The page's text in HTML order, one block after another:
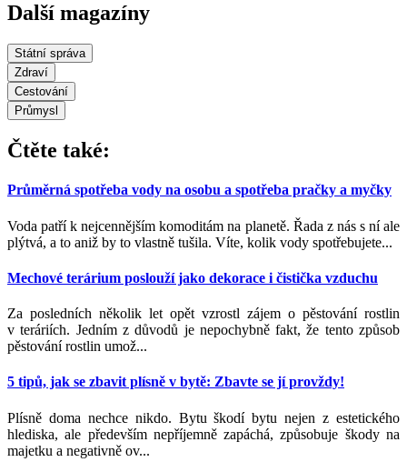
Další magazíny
Státní správa
Zdraví
Cestování
Průmysl
Čtěte také:
Průměrná spotřeba vody na osobu a spotřeba pračky a myčky
Voda patří k nejcennějším komoditám na planetě. Řada z nás s ní ale
plýtvá, a to aniž by to vlastně tušila. Víte, kolik vody spotřebujete...
Mechové terárium poslouží jako dekorace i čistička vzduchu
Za posledních několik let opět vzrostl zájem o pěstování rostlin
v teráriích. Jedním z důvodů je nepochybně fakt, že tento způsob
pěstování rostlin umož...
5 tipů, jak se zbavit plísně v bytě: Zbavte se jí provždy!
Plísně doma nechce nikdo. Bytu škodí bytu nejen z estetického
hlediska, ale především nepříjemně zapáchá, způsobuje škody na
majetku a negativně ov...